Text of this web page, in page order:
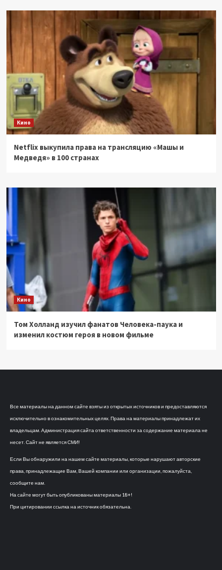
Кино
Netflix выкупила права на трансляцию «Машы и
Медведя» в 100 странах
Кино
Том Холланд изучил фанатов Человека-паука и
изменил костюм героя в новом фильме
Все материалы на данном сайте взяты из открытых источников и предоставляются
исключительно в ознакомительных целях. Права на материалы принадлежат их
владельцам. Администрация сайта ответственности за содержание материала не
несет. Сайт не является СМИ!
Если Вы обнаружили на нашем сайте материалы, которые нарушают авторские
права, принадлежащие Вам, Вашей компании или организации, пожалуйста,
сообщите нам.
На сайте могут быть опубликованы материалы 18+!
При цитировании ссылка на источник обязательна.